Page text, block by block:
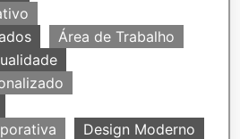
Área de Trabalho
Design Moderno